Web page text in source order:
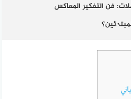
فن التفكير المعاكس